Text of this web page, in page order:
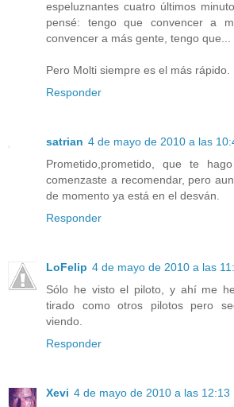
espeluznantes cuatro últimos
pensé: tengo que convencer a
convencer a más gente, tengo que...
Pero Molti siempre es el más rápido.
Responder
satrian 4 de mayo de 2010 a las
Prometido,prometido, que te
comenzaste a recomendar, pero
de momento ya está en el desván.
Responder
LoFelip 4 de mayo de 2010 a las
Sólo he visto el piloto, y ahí me
tirado como otros pilotos pero
viendo.
Responder
Xevi 4 de mayo de 2010 a las 12:13